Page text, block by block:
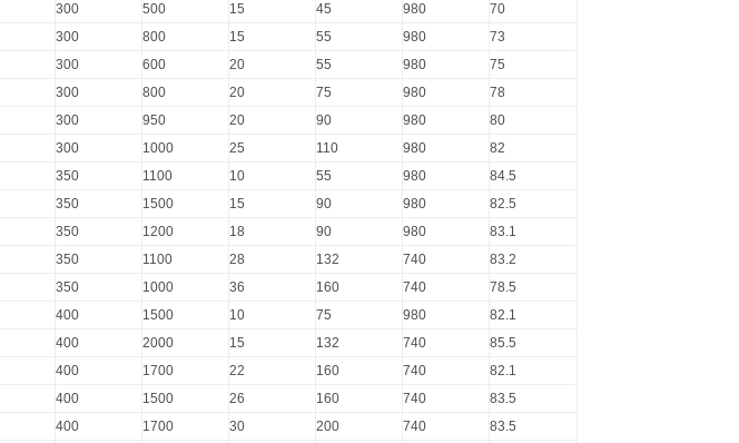
300 500 15 45 980
70
300 800 15 55 980
73
300 600 20 55 980
75
300 800 20 75 980
78
300 950 20 90 980
80
300 1000 25 110 980
82
350 1100 10 55 980
84.5
350 1500 15 90 980
82.5
350 1200 18 90 980
83.1
350 1100 28 132 740
83.2
350 1000 36 160 740
78.5
400 1500 10 75 980
82.1
400 2000 15 132 740
85.5
400 1700 22 160 740
82.1
400 1500 26 160 740
83.5
400 1700 30 200 740 83.5